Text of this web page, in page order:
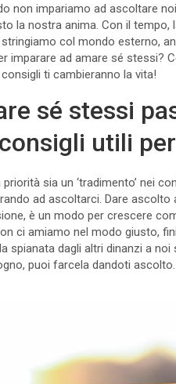
non impariamo ad ascoltare
la nostra anima. Con il
col mondo esterno,
imparare ad amare sé stessi?
consigli ti cambieranno la vita!
sé stessi
utili
sia un ‘tradimento’ nei
ad ascoltarci. Dare
è un modo per crescere
ci amiamo nel modo giusto,
spianata dagli altri dinanzi a
puoi farcela dandoti